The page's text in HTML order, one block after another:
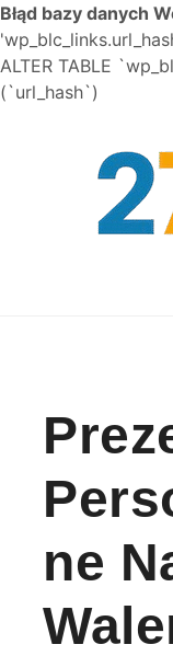
Błąd bazy danych
ALTER TABLE
(`url_hash`)
Ne